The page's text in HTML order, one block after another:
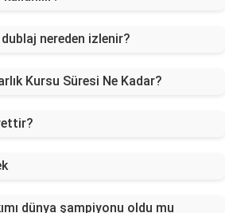
nereden izlenir?
Kursu Süresi Ne Kadar?
dünya şampiyonu oldu mu